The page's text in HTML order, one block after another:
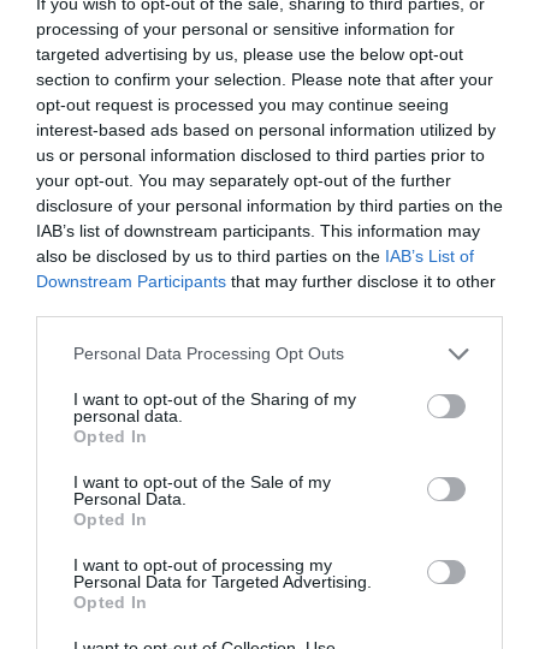
processing of your personal or sensitive information for
targeted advertising by us, please use the below opt-out
section to confirm your selection. Please note that after your
opt-out request is processed you may continue seeing
interest-based ads based on personal information utilized by
us or personal information disclosed to third parties prior to
your opt-out. You may separately opt-out of the further
disclosure of your personal information by third parties on the
IAB’s list of downstream participants. This information may
also be disclosed by us to third parties on the IAB’s List of
Downstream Participants that may further disclose it to other
Personal Data Processing Opt Outs
I want to opt-out of the Sharing of my
personal data.
Opted In
I want to opt-out of the Sale of my
Personal Data.
Opted In
I want to opt-out of processing my
Personal Data for Targeted Advertising.
Opted In
18/11/2017
13:00 - 14:30
Τοποθεσία:
Μικρό αμφιθέατρο του Μουσείου Μπενάκη,
Κουμπάρη 1, Κολωνάκι
Μουσείο Μπενάκη – Κεντρικό Κτίριο
Eισιτήρια:
Κρατήσεις θέσεων στα email:
Iris.Asimakopoulou@athen.goethe.org
wave@radioathenes.org
μάθετε πρώτοι όλες τις ειδήσεις